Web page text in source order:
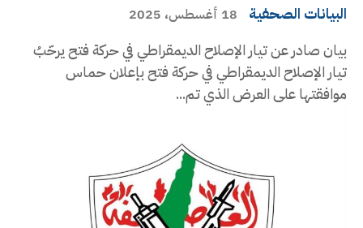
البيانات الصحفية 18 أغسطس، 2025
بيان صادر عن تيار الإصلاح الديمقراطي في حركة فتح يرحّبُ
تيار الإصلاح الديمقراطي في حركة فتح بإعلان حماس
موافقتها على العرض الذي تم...